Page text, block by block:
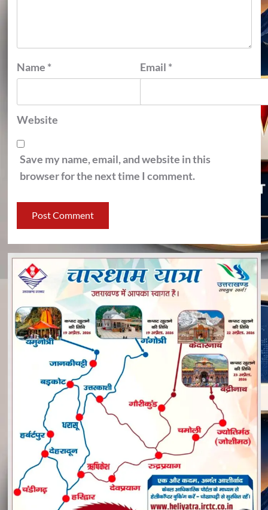
Name * Email *
Website
Save my name, email, and website in this
browser for the next time I comment.